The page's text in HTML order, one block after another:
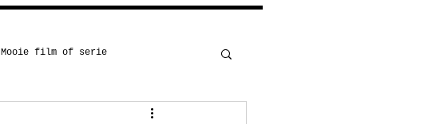
Mooie film of serie
Onderwijs